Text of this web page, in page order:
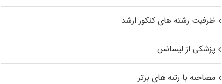
ظرفیت رشته های کنکور ارشد
پزشکی از لیسانس
مصاحبه با رتبه های برتر